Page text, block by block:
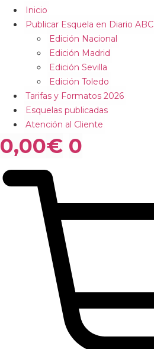
Inicio
Publicar Esquela en Diario ABC
Edición Nacional
Edición Madrid
Edición Sevilla
Edición Toledo
Tarifas y Formatos 2026
Esquelas publicadas
Atención al Cliente
0,00€ 0